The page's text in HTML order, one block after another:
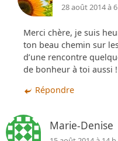
28 août 2014 à
Merci chère, je suis
ton beau chemin sur
d’une rencontre
de bonheur à toi aussi !
Répondre
Marie-Denise